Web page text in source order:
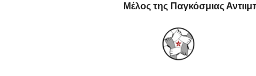
Μέλος της Παγκόσμιας